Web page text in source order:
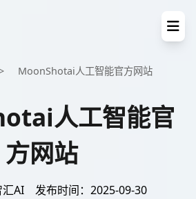
MoonShotai人工智能官方网站
人工智能官
方网站
AI 发布时间：2025-09-30